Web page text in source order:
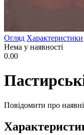
Огляд Характеристики
Нема у наявності
0.00
Повідомити про